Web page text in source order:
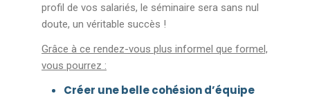
profil de vos salariés, le séminaire sera sans nul
doute, un véritable succès !
Grâce à ce rendez-vous plus informel que formel,
vous pourrez :
Créer une belle cohésion d’équipe